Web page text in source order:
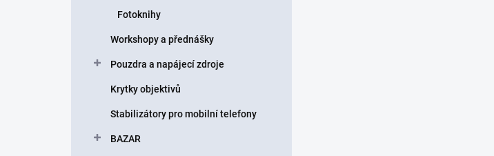
Fotoknihy
Workshopy a přednášky
Pouzdra a napájecí zdroje
Krytky objektivů
Stabilizátory pro mobilní telefony
BAZAR